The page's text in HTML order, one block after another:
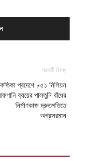
পরবর্তী নিবন্ধ
প্রদেশে ৮৫১ মিলিয়ন
ব্যয়ের পালতুনি বাঁধের
নির্মাণকাজ দ্রুতগতিতে
অগ্রসরমান